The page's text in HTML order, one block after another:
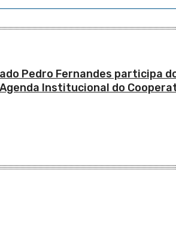
Pedro Fernandes participa
Agenda Institucional do